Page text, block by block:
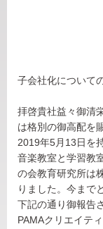
子会社化について
拝啓貴社益々御清
は格別の御高配を
2019年5月13日を
音楽教室と学習教
の会教育研究所は
りました。今まで
下記の通り御報告
PAMAクリエイテ